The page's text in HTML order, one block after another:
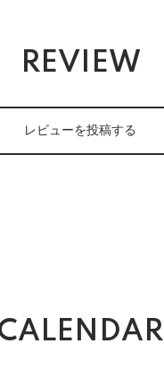
REVIEW
レビューを投稿する